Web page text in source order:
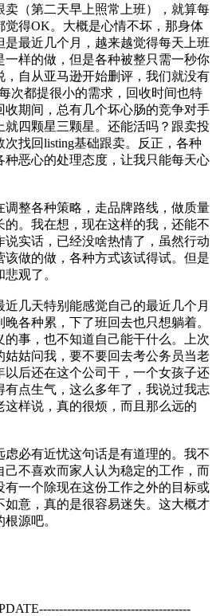
卖（第二天早上照常上班），就算每
觉得OK。大概是心情不坏，那身体
最近几个月，越来越觉得每天上班
一样的做，但是各种被整只需一秒你
，自从亚马逊开始删评，我们就没有
次都提很小的需求，回收时间也特
收期间，总有几个坏心肠的竞争对手
四颗星三颗星。还能活吗？跟卖投
找回listing基础跟卖。反正，各种
种恶心的处理态度，让我只能每天心
调整各种策略，走品牌路线，做质量
的。我在想，现在这样的我，还能不
实话，已经没啥热情了，虽然行动
该做的做，各种方式该试得试。但是
观了。
几天特别能感觉自己的最近几个月
各种累，下了班回去也只想躺着。
的事，也不知道自己能干什么。上次
姑姑问我，要不要回去考公务员当老
以后还在这个公司干，一个女孩子还
有点生气，这么多年了，我说过我志
样说，真的很烦，而且那么远的
必有近忧这句话是有道理的。我不
己不喜欢而家人认为稳定的工作，而
有一个除现在这份工作之外的目标或
如意，真的是很容易迷失。这大概才
源吧。